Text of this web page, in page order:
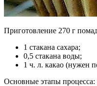
Приготовление 270 г
1 стакана сахара;
0,5 стакана воды;
1 ч. л. какао (нужен
Основные этапы процесса: